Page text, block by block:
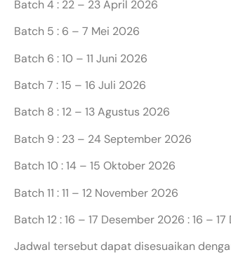
Batch 4 : 22 – 23 April 2026
Batch 5 : 6 – 7 Mei 2026
Batch 6 : 10 – 11 Juni 2026
Batch 7 : 15 – 16 Juli 2026
Batch 8 : 12 – 13 Agustus 2026
Batch 9 : 23 – 24 September 2026
Batch 10 : 14 – 15 Oktober 2026
Batch 11 : 11 – 12 November 2026
Batch 12 : 16 – 17 Desember 2026 : 16 –
Jadwal tersebut dapat disesuaikan